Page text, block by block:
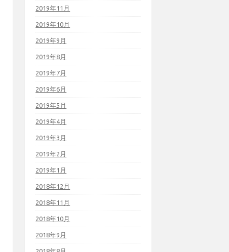
2019年11月
2019年10月
2019年9月
2019年8月
2019年7月
2019年6月
2019年5月
2019年4月
2019年3月
2019年2月
2019年1月
2018年12月
2018年11月
2018年10月
2018年9月